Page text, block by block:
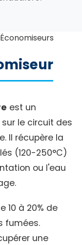
Économiseurs
est un
le circuit des
Il récupère la
(120-250°C)
ou l'eau
10 à 20% de
fumées.
une